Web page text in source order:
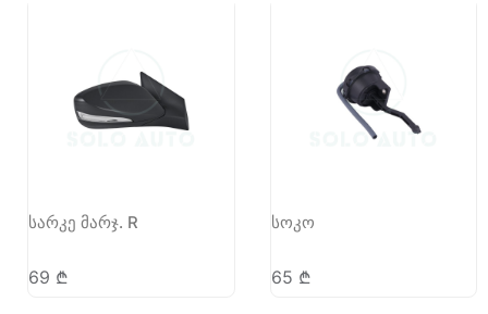
სარკე მარჯ. R
69 ₾
სოკო
65 ₾